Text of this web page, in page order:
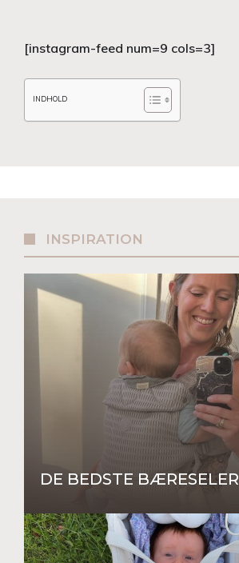
[instagram-feed num=9 cols=3]
INDHOLD
INSPIRATION
DE BEDSTE BÆRESELER